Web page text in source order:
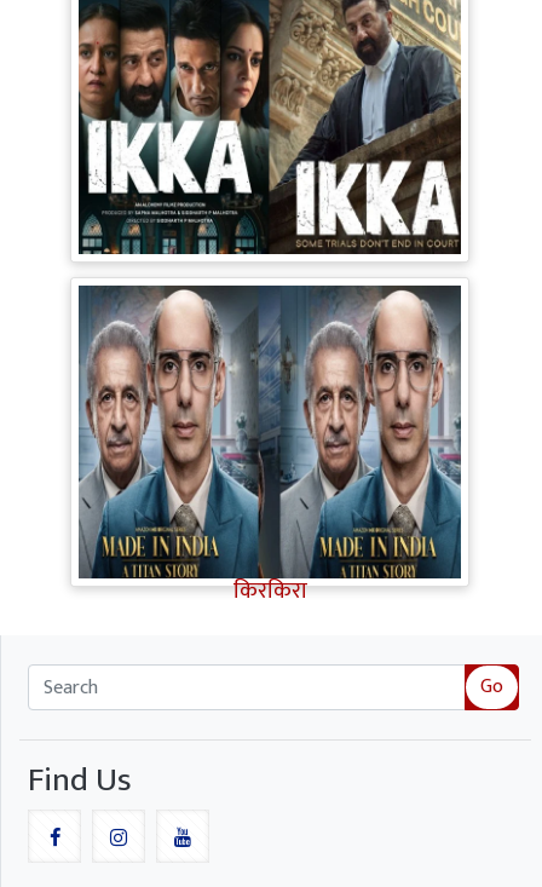
Ikka Movie Review: 90s के दौर में फंसी
सनी-अक्षय की फिल्म, Courtroom Drama
पूरी तरह बेअसर
Made in India A Titan Story Review:
शानदार एक्टिंग, दमदार कहानी, फिर भी इन
कमजोरियों ने Titan Story का मजा किया
किरकिरा
Go
Find Us